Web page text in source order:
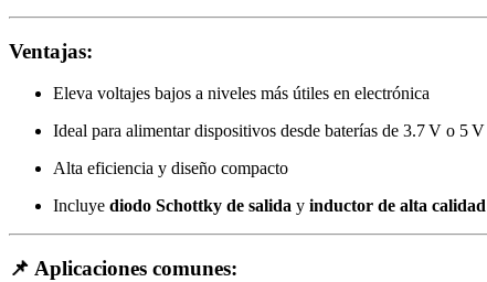
Ventajas:
Eleva voltajes bajos a niveles más útiles en electrónica
Ideal para alimentar dispositivos desde baterías de 3.7 V o 5 V
Alta eficiencia y diseño compacto
Incluye diodo Schottky de salida y inductor de alta calidad
📌 Aplicaciones comunes: